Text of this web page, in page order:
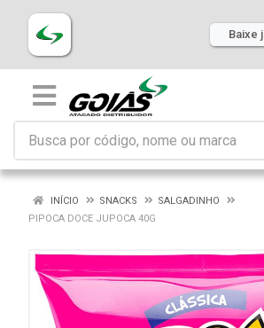
Baixe
INÍCIO SNACKS
SALGADINHO
PIPOCA DOCE JUPOCA 40G